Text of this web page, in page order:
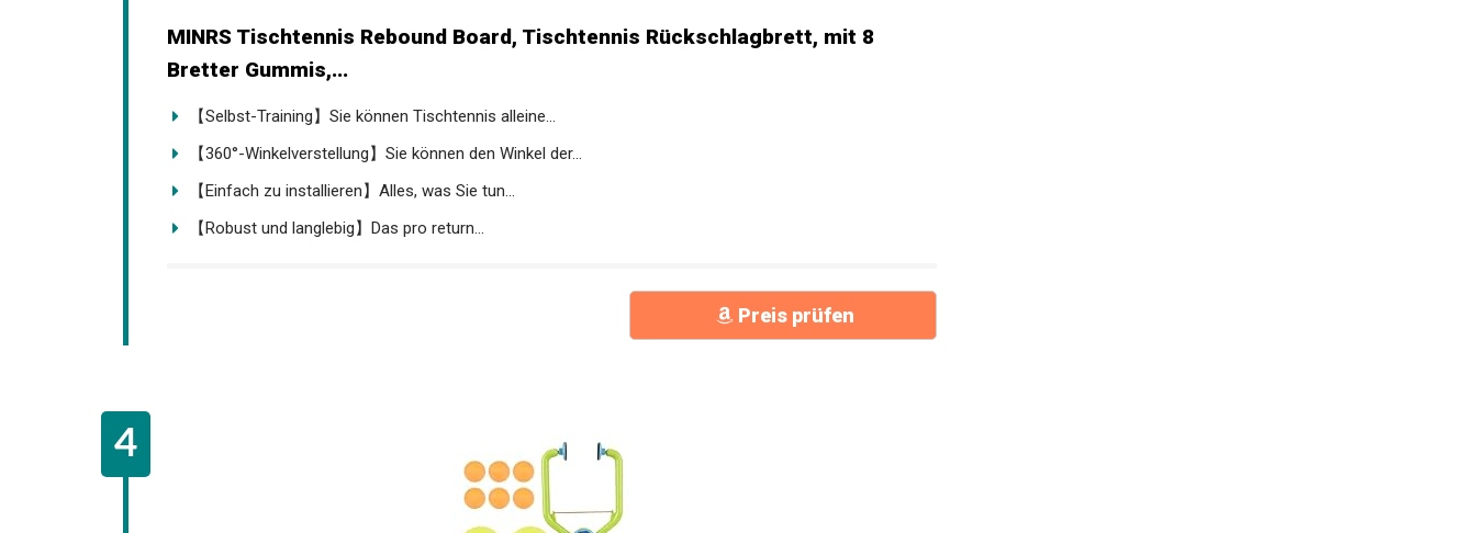
MINRS Tischtennis Rebound Board, Tischtennis Rückschlagbrett, mit 8
Bretter Gummis,...
【Selbst-Training】Sie können Tischtennis alleine...
【360°-Winkelverstellung】Sie können den Winkel der...
【Einfach zu installieren】Alles, was Sie tun...